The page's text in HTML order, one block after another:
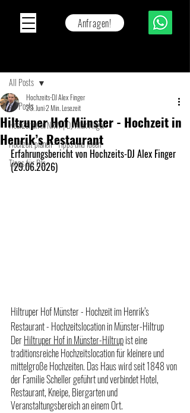
Anfragen!
All Posts
Hochzeiten in NRW | DJ Alex Finger
Hochzeit planen - Tipps und Ideen
Tipps für DJs
All Posts
Hiltruper Hof Münster - Hochzeit in
Henrik’s Restaurant
Hochzeits-DJ Alex Finger
29. Juni2 Min. Lesezeit
Erfahrungsbericht von Hochzeits-DJ Alex Finger
(29.06.2026)
Hiltruper Hof Münster - Hochzeit im Henrik’s
Restaurant - Hochzeitslocation in Münster-Hiltrup
Der Hiltruper Hof in Münster-Hiltrup ist eine
traditionsreiche Hochzeitslocation für kleinere und
mittelgroße Hochzeiten. Das Haus wird seit 1848 von
der Familie Scheller geführt und verbindet Hotel,
Restaurant, Kneipe, Biergarten und
Veranstaltungsbereich an einem Ort.